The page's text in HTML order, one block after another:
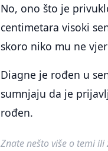
No, ono što je
centimetara visoki
skoro niko mu ne
Diagne je rođen u
sumnjaju da je
rođen.
Znate nešto više o temi